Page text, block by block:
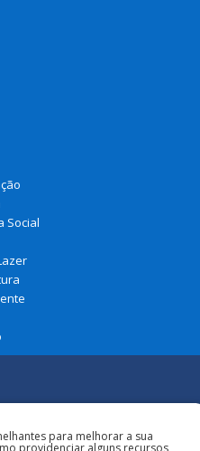
Social
direitos reservados à Prefeitura
Zé Doca
para melhorar a sua
providenciar alguns recursos